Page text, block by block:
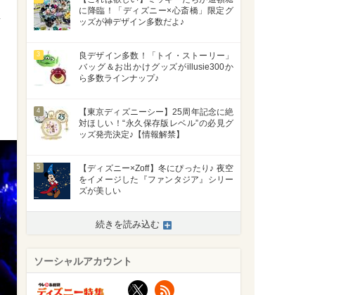
に降臨！「ディズニー×心斎橋」限定グ
ッズが神デザイン多数だよ♪
3
良デザイン多数！「トイ・ストーリー」
バッグ＆お出かけグッズがillusie300か
ら多数ラインナップ♪
4
【東京ディズニーシー】25周年記念に絶
対ほしい！“永久保存版レベル”の必見グ
ッズ発売決定♪【情報解禁】
5
【ディズニー×Zoff】冬にぴったり♪ 夜空
をイメージした『ファンタジア』シリー
ズが美しい
続きを読み込む
ソーシャルアカウント
X